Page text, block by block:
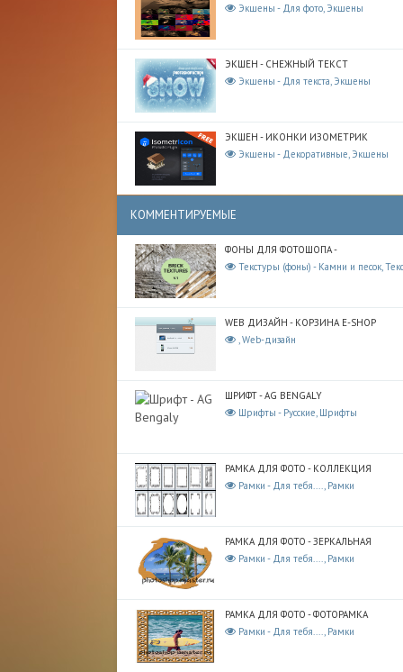
Экшены - Для фото, Экшены
ЭКШЕН - СНЕЖНЫЙ ТЕКСТ
Экшены - Для текста, Экшены
ЭКШЕН - ИКОНКИ ИЗОМЕТРИК
Экшены - Декоративные, Экшены
КОММЕНТИРУЕМЫЕ
ФОНЫ ДЛЯ ФОТОШОПА -
Текстуры (фоны) - Камни и песок,
WEB ДИЗАЙН - КОРЗИНА E-SHOP
, Web-дизайн
ШРИФТ - AG BENGALY
Шрифты - Русские, Шрифты
РАМКА ДЛЯ ФОТО - КОЛЛЕКЦИЯ
Рамки - Для тебя...., Рамки
РАМКА ДЛЯ ФОТО - ЗЕРКАЛЬНАЯ
Рамки - Для тебя...., Рамки
РАМКА ДЛЯ ФОТО - ФОТОРАМКА
Рамки - Для тебя...., Рамки